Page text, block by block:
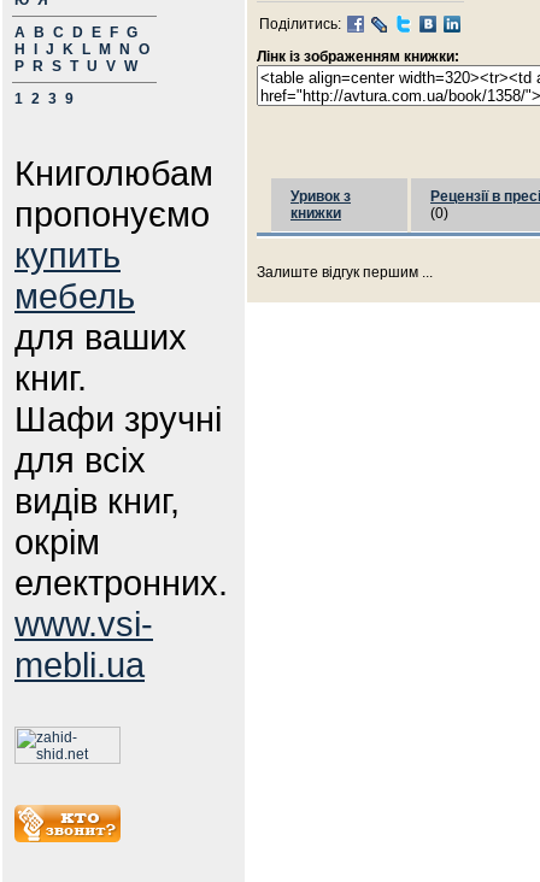
A
B C D E F G
H
J K L M N
O
P
R S T U V W
1 2 3 9
Книголюбам
пропонуємо
купить
мебель
для ваших
книг.
Шафи зручні
для всіх
видів книг,
окрім
електронних.
www.vsi-
mebli.ua
Поділитись:
Лінк із зображенням книжки:
Уривок з
книжки
Рецензії в пресі
(0)
Залиште відгук першим ...